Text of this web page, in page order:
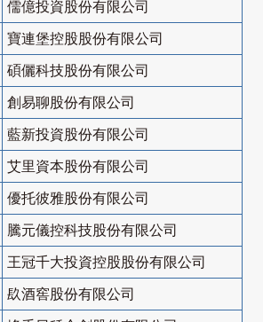
儒億投資股份有限公司
寶連堡控股股份有限公司
碩儷科技股份有限公司
創易聊股份有限公司
藍新投資股份有限公司
艾里資本股份有限公司
優托彼雅股份有限公司
騰元儀控科技股份有限公司
王冠千大投資控股股份有限公司
镹酒窖股份有限公司